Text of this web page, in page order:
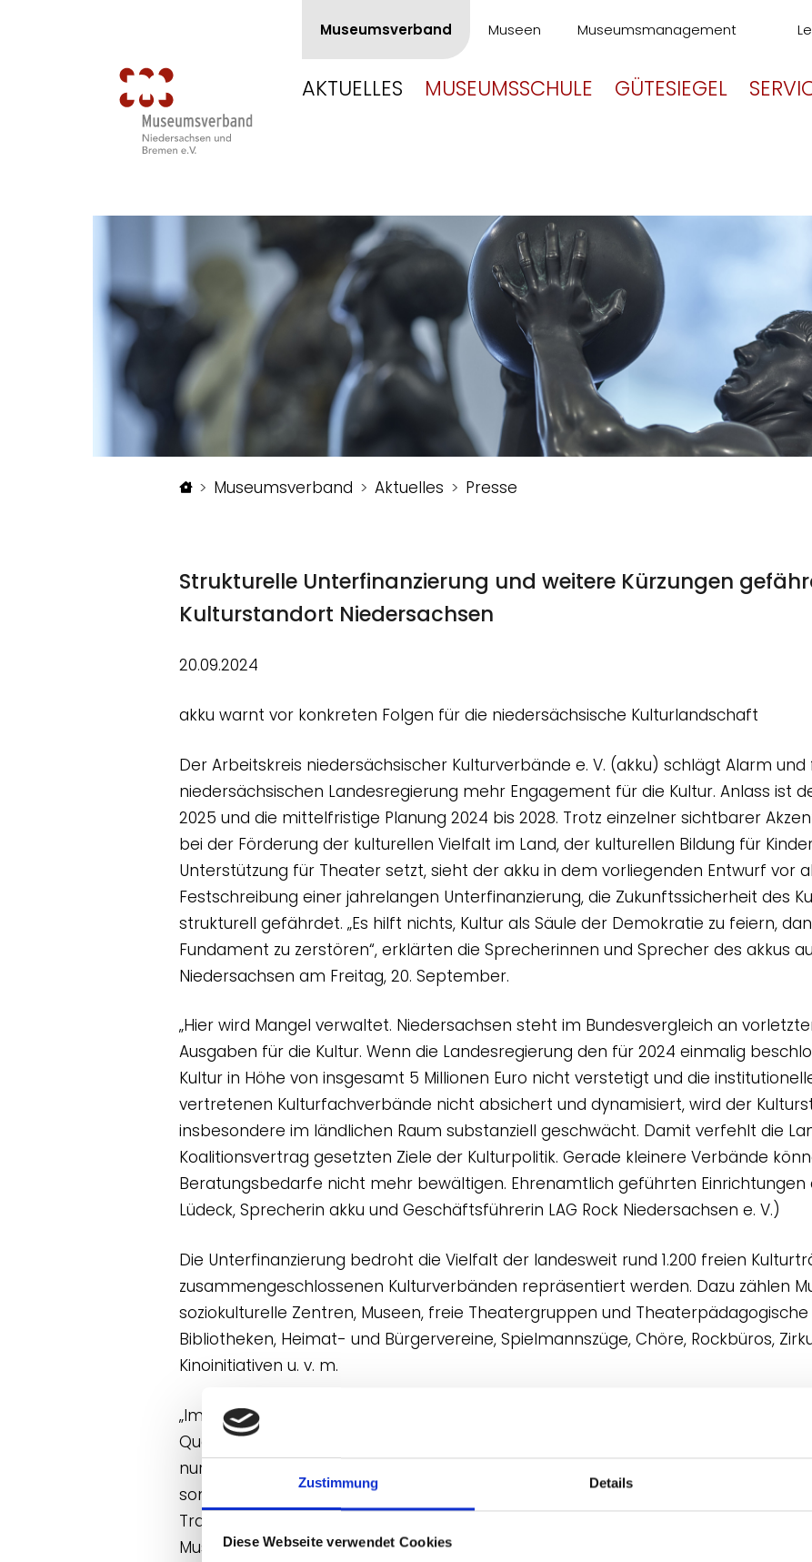
Zustimmung Details
Diese Webseite verwendet Cookies
Museumsverband Museen Museumsmanagement
AKTUELLES MUSEUMSSCHULE GÜTESIEGEL
Startseite
Museumsverband Aktuelles Presse
Strukturelle Unterfinanzierung und weitere Kürzungen
Kulturstandort Niedersachsen
20.09.2024
akku warnt vor konkreten Folgen für die niedersächsische Kulturlandschaft
Der Arbeitskreis niedersächsischer Kulturverbände e. V. (akku) schlägt Alarm
niedersächsischen Landesregierung mehr Engagement für die Kultur. Anlass ist
2025 und die mittelfristige Planung 2024 bis 2028. Trotz einzelner sichtbarer
bei der Förderung der kulturellen Vielfalt im Land, der kulturellen Bildung für
Unterstützung für Theater setzt, sieht der akku in dem vorliegenden Entwurf vor
Festschreibung einer jahrelangen Unterfinanzierung, die Zukunftssicherheit des
strukturell gefährdet. „Es hilft nichts, Kultur als Säule der Demokratie zu feiern,
Fundament zu zerstören“, erklärten die Sprecherinnen und Sprecher des akkus
Niedersachsen am Freitag, 20. September.
„Hier wird Mangel verwaltet. Niedersachsen steht im Bundesvergleich an
Ausgaben für die Kultur. Wenn die Landesregierung den für 2024 einmalig
Kultur in Höhe von insgesamt 5 Millionen Euro nicht verstetigt und die
vertretenen Kulturfachverbände nicht absichert und dynamisiert, wird der
insbesondere im ländlichen Raum substanziell geschwächt. Damit verfehlt die
Koalitionsvertrag gesetzten Ziele der Kulturpolitik. Gerade kleinere Verbände
Beratungsbedarfe nicht mehr bewältigen. Ehrenamtlich geführten Einrichtungen
Lüdeck, Sprecherin akku und Geschäftsführerin LAG Rock Niedersachsen e. V.)
Die Unterfinanzierung bedroht die Vielfalt der landesweit rund 1.200 freien
zusammengeschlossenen Kulturverbänden repräsentiert werden. Dazu zählen
soziokulturelle Zentren, Museen, freie Theatergruppen und
Bibliotheken, Heimat- und Bürgervereine, Spielmannszüge, Chöre, Rockbüros,
Kinoinitiativen u. v. m.
„Im Museumsbereich fehlen die Mittel, um ein über fünf Jahre aufgebautes und
Qualifizierungsangebot für die mehr als 700 Museen im Land zu verstetigen. Die
nur zu den umfangreichsten und erfolgreichsten Fortbildungsprogrammen für
sondern stellt zudem die wichtigste Unterstützung der Museen bei der
Transformationsanforderungen dar.“ (Dr. Thomas Overdick, Sprecher akku und
Museumsverband für Niedersachsen und Bremen e. V.)